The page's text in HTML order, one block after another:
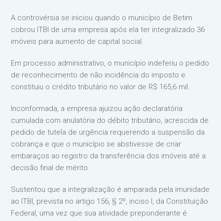
A controvérsia se iniciou quando o município de Betim
cobrou ITBI de uma empresa após ela ter integralizado 36
imóveis para aumento de capital social.
Em processo administrativo, o município indeferiu o pedido
de reconhecimento de não incidência do imposto e
constituiu o crédito tributário no valor de R$ 165,6 mil.
Inconformada, a empresa ajuizou ação declaratória
cumulada com anulatória do débito tributário, acrescida de
pedido de tutela de urgência requerendo a suspensão da
cobrança e que o município se abstivesse de criar
embaraços ao registro da transferência dos imóveis até a
decisão final de mérito.
Sustentou que a integralização é amparada pela imunidade
ao ITBI, prevista no artigo 156, § 2º, inciso I, da Constituição
Federal, uma vez que sua atividade preponderante é